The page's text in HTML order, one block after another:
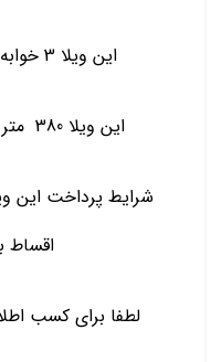
این ویلا 3 خوابه به صورت مستر است
این ویلا 380 متر زمین و 200 متر بنا دارد
اقساط
لطفا برای کسب